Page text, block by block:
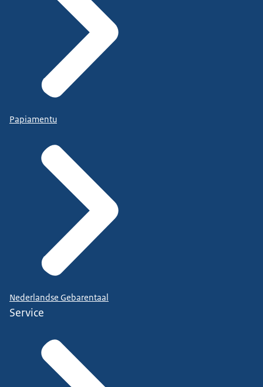
Papiamentu
Nederlandse Gebarentaal
Service